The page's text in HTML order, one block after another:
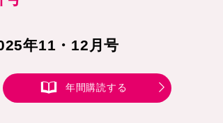
年11・12月号
年間購読する